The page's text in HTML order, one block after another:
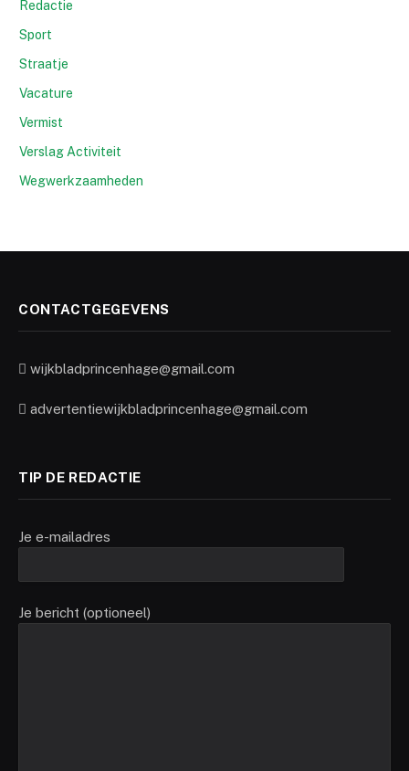
Redactie
Sport
Straatje
Vacature
Vermist
Verslag Activiteit
Wegwerkzaamheden
CONTACTGEGEVENS
wijkbladprincenhage@gmail.com
advertentiewijkbladprincenhage@gmail.com
TIP DE REDACTIE
Je e-mailadres
Je bericht (optioneel)